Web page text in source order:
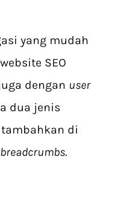
yang mudah
SEO
dengan user
dua jenis
di
breadcrumbs.